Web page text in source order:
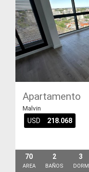
Apartamento
Malvin
USD 218.068
70
AREA
2
BAÑOS
3
DORM